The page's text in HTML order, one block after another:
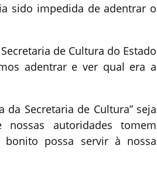
sido impedida de adentrar o
de Cultura do Estado
adentrar e ver qual era a
Secretaria de Cultura” seja
nossas autoridades tomem
possa servir à nossa